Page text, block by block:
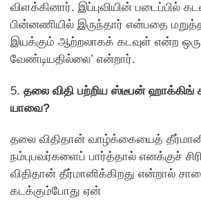
விளக்கினார். இப்புவியின் படைப்பில்
பின்னணியில் இருந்தார் என்பதை
இயக்கும் ஆற்றலாகக் கடவுள் என்ற
வேண்டியதில்லை’ என்றார்.
5. தலை விதி பற்றிய ஸ்டீபன் ஹாக்கிங்
யாவை?
தலை விதிதான் வாழ்க்கையைத்
நம்புபவர்களைப் பார்த்தால் எனக்குச்
விதிதான் தீர்மானிக்கிறது என்றால்
கடக்கும்போது ஏன்